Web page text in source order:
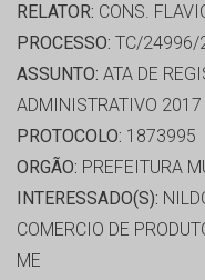
RELATOR: CONS.
PROCESSO: TC/24996/
ASSUNTO: ATA DE
ADMINISTRATIVO 2017
PROTOCOLO: 1873995
ORGÃO: PREFEITURA
INTERESSADO(S):
COMERCIO DE
ME